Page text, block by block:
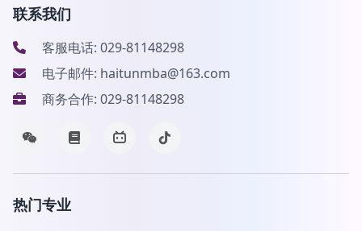
联系我们
客服电话: 029-81148298
电子邮件: haitunmba@163.com
商务合作: 029-81148298
热门专业